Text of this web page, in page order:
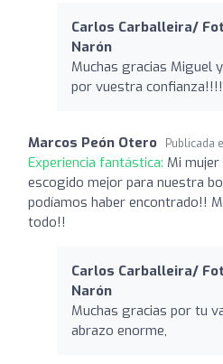
Carlos Carballeira/
Narón
Muchas gracias Miguel
por vuestra confianza!!!!
Marcos Peón Otero Publicada
Experiencia fantástica: Mi
escogido mejor para nuestra
podíamos haber encontrado!!
todo!!
Carlos Carballeira/
Narón
Muchas gracias por tu
abrazo enorme,